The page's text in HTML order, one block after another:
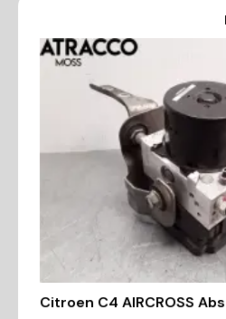
Citroen C4 AIRCROSS